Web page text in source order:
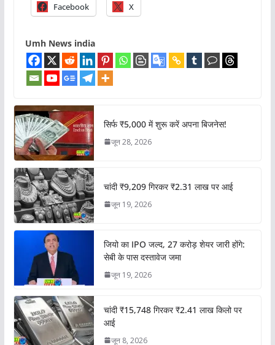
Facebook X
Umh News india
सिर्फ ₹5,000 में शुरू करें अपना बिजनेस!
जून 28, 2026
चांदी ₹9,209 गिरकर ₹2.31 लाख पर आई
जून 19, 2026
जियो का IPO जल्द, 27 करोड़ शेयर जारी होंगे:
सेबी के पास दस्तावेज जमा
जून 19, 2026
चांदी ₹15,748 गिरकर ₹2.41 लाख किलो पर
आई
जून 8, 2026